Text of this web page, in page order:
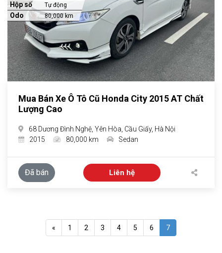
Hộp số Tự động
Odo 80,000 km
Mua Bán Xe Ô Tô Cũ Honda City 2015 AT Chất
Lượng Cao
68 Dương Đình Nghệ, Yên Hòa, Cầu Giấy, Hà Nội
2015
80,000 km Sedan
Đã bán Liên hệ
« 1 2 3 4 5 6 7